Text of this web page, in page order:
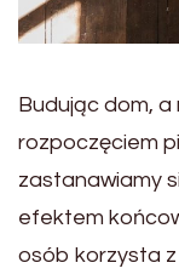
Budując dom,
rozpoczęciem
zastanawiamy
efektem
osób korzysta